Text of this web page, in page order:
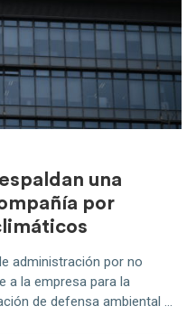
una
por
administración por no
a la empresa para la
de defensa ambiental ...